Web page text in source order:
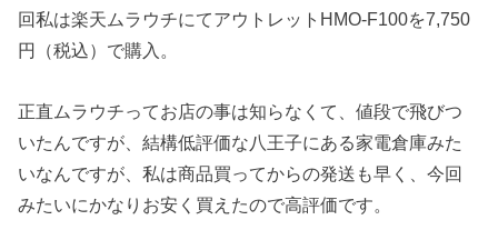
回私は楽天ムラウチにてアウトレットHMO-F100を7,750
円（税込）で購入。
正直ムラウチってお店の事は知らなくて、値段で飛びつ
いたんですが、結構低評価な八王子にある家電倉庫みた
いなんですが、私は商品買ってからの発送も早く、今回
みたいにかなりお安く買えたので高評価です。